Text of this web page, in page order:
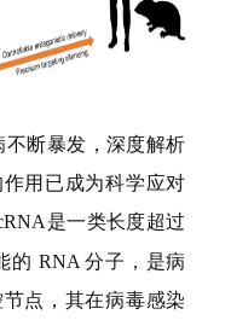
断暴发，深度解析
用已成为科学应对
是一类长度超过
的 RNA分子，是病
点，其在病毒感染